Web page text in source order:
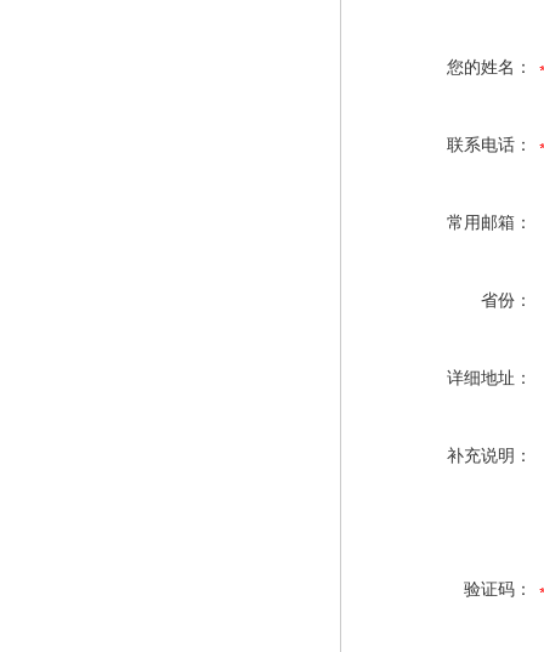
您的姓名：
联系电话：
常用邮箱：
省份：
详细地址：
补充说明：
验证码：